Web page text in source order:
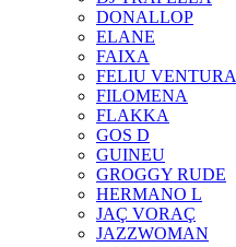
DONALLOP
ELANE
FAIXA
FELIU VENTURA
FILOMENA
FLAKKA
GOS D
GUINEU
GROGGY RUDE
HERMANO L
JAÇ VORAÇ
JAZZWOMAN